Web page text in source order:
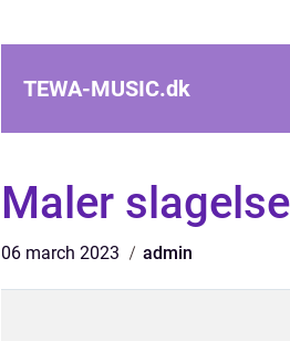
TEWA-MUSIC.dk
Maler slagelse
06 march 2023 admin